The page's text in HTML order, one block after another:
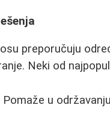
preporučuju
Neki od
Pomaže u